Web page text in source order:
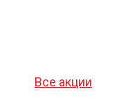
Все акции